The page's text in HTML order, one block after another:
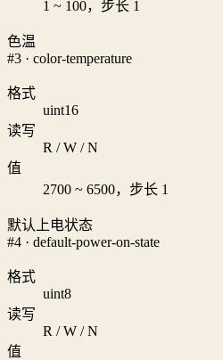
1 ~ 100，步长 1
色温
#3 · color-temperature
格式
uint16
读写
R / W / N
值
2700 ~ 6500，步长 1
默认上电状态
#4 · default-power-on-state
格式
uint8
读写
R / W / N
值